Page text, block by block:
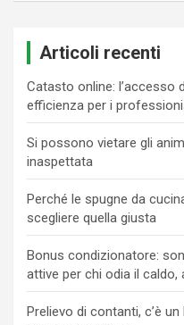
Articoli recenti
Catasto online: l’accesso
efficienza per i
Si possono vietare gli
inaspettata
Perché le spugne da
scegliere quella giusta
Bonus condizionatore:
attive per chi odia il
Prelievo di contanti, c’è